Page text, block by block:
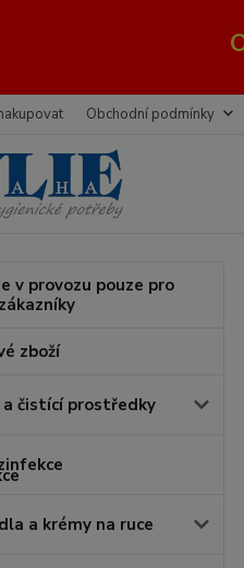
Obchodní podmínky
v provozu pouze pro
zboží
a čistící prostředky
a krémy na ruce